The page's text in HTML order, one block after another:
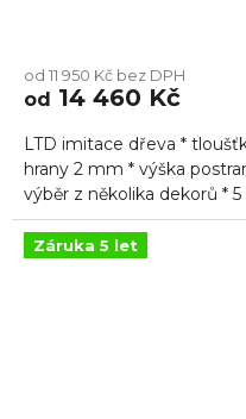
produktu
je
z
5
hvězdiček.
od 11 950 Kč bez DPH
od 14 460 Kč
LTD imitace dřeva *
hrany 2 mm * výška
výběr z několika dekorů *
Záruka 5 let